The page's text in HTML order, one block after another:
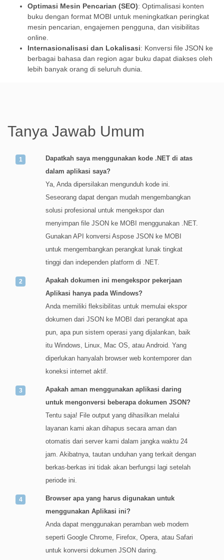
Optimasi Mesin Pencarian (SEO): Optimalisasi konten
buku dengan format MOBI untuk meningkatkan peringkat
mesin pencarian, engajemen pengguna, dan visibilitas
online.
Internasionalisasi dan Lokalisasi: Konversi file JSON ke
berbagai bahasa dan region agar buku dapat diakses oleh
lebih banyak orang di seluruh dunia.
Tanya Jawab Umum
Dapatkah saya menggunakan kode .NET di atas
dalam aplikasi saya?
Ya, Anda dipersilakan mengunduh kode ini.
Seseorang dapat dengan mudah mengembangkan
solusi profesional untuk mengekspor dan
menyimpan file JSON ke MOBI menggunakan .NET.
Gunakan API konversi Aspose JSON ke MOBI
untuk mengembangkan perangkat lunak tingkat
tinggi dan independen platform di .NET.
Apakah dokumen ini mengekspor pekerjaan
Aplikasi hanya pada Windows?
Anda memiliki fleksibilitas untuk memulai ekspor
dokumen dari JSON ke MOBI dari perangkat apa
pun, apa pun sistem operasi yang dijalankan, baik
itu Windows, Linux, Mac OS, atau Android. Yang
diperlukan hanyalah browser web kontemporer dan
koneksi internet aktif.
Apakah aman menggunakan aplikasi daring
untuk mengonversi beberapa dokumen JSON?
Tentu saja! File output yang dihasilkan melalui
layanan kami akan dihapus secara aman dan
otomatis dari server kami dalam jangka waktu 24
jam. Akibatnya, tautan unduhan yang terkait dengan
berkas-berkas ini tidak akan berfungsi lagi setelah
periode ini.
Browser apa yang harus digunakan untuk
menggunakan Aplikasi ini?
Anda dapat menggunakan peramban web modern
seperti Google Chrome, Firefox, Opera, atau Safari
untuk konversi dokumen JSON daring.